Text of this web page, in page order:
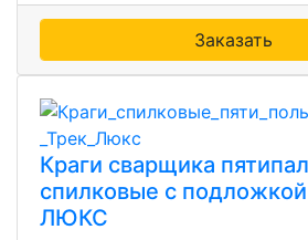
Заказать
Краги сварщика
спилковые с
ЛЮКС